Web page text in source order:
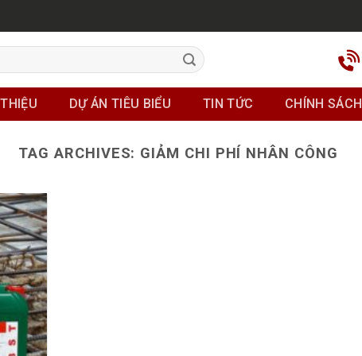
DỰ ÁN TIÊU BIỂU TIN TỨC CHÍNH SÁCH
TAG ARCHIVES: GIẢM CHI PHÍ NHÂN CÔNG